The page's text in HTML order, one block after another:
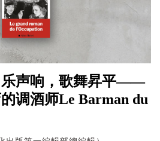
乐声响，歌舞昇平——
调酒师Le Barman du